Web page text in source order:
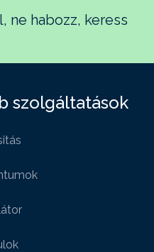
ne habozz, keress
szolgáltatások